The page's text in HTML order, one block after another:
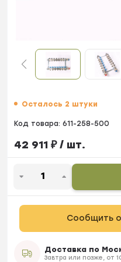
Осталось 2 штуки
Код товара: 611-258-500
42 911 ₽/ шт.
Сообщить
Доставка по
Завтра или позже, от